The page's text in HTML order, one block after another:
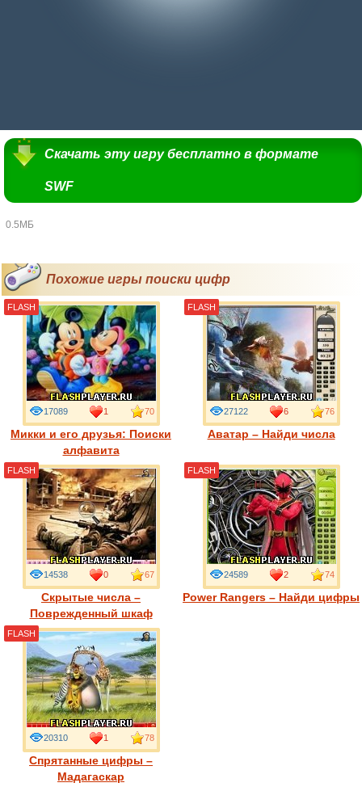
Скачать эту игру бесплатно в формате
SWF
0.5МБ
Похожие игры поиски цифр
Микки и его друзья: Поиски
алфавита
17089 1 70
FLASH
Аватар – Найди числа
27122 6 76
FLASH
Скрытые числа –
Поврежденный шкаф
14538 0 67
FLASH
Power Rangers – Найди цифры
24589 2 74
FLASH
Спрятанные цифры –
Мадагаскар
20310 1 78
FLASH